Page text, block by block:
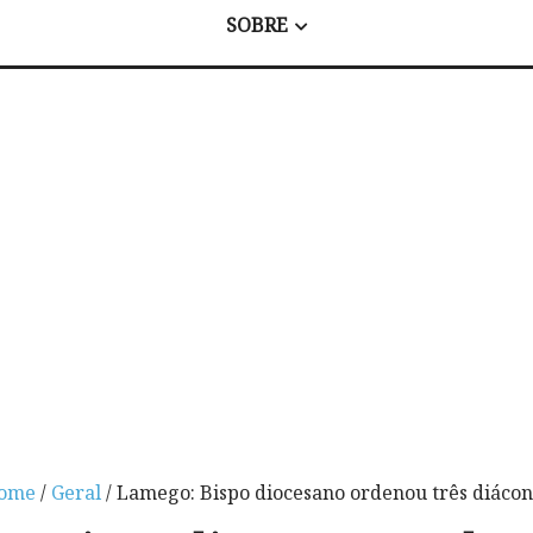
SOBRE
/ Geral/ Lamego: Bispo diocesano ordenou três